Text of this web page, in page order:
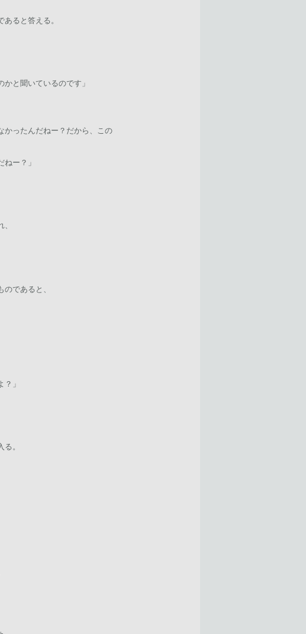
ると答える。
と聞いているのです」
かったんだねー？だから、この
ー？」
であると、
」
。